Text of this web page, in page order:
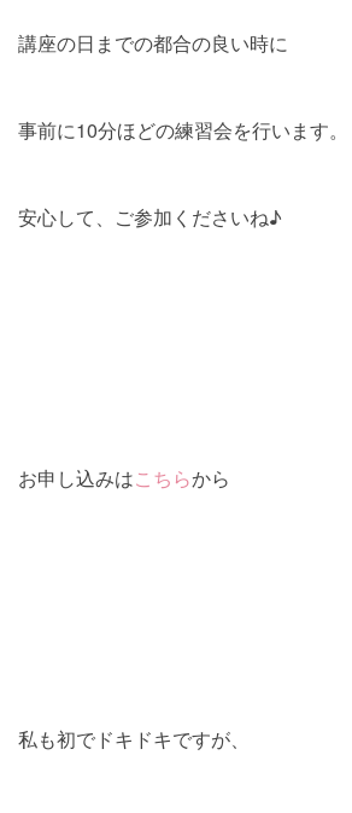
講座の日までの都合の良い時に
事前に10分ほどの練習会を行います。
安心して、ご参加くださいね♪
お申し込みはこちらから
私も初でドキドキですが、